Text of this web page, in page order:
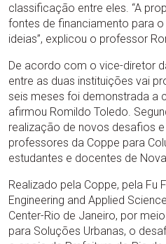
classificação entre eles. “A
fontes de financiamento para
ideias”, explicou o professor
De acordo com o vice-diretor
entre as duas instituições vai
seis meses foi demonstrada a
afirmou Romildo Toledo.
realização de novos desafios
professores da Coppe para
estudantes e docentes de
Realizado pela Coppe, pela Fu
Engineering and Applied
Center-Rio de Janeiro, por
para Soluções Urbanas, o